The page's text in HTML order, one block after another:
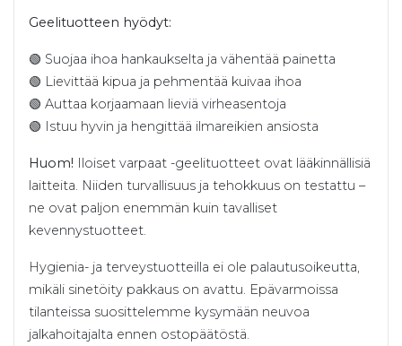
Geelituotteen hyödyt:
🟢 Suojaa ihoa hankaukselta ja vähentää painetta
🟢 Lievittää kipua ja pehmentää kuivaa ihoa
🟢 Auttaa korjaamaan lieviä virheasentoja
🟢 Istuu hyvin ja hengittää ilmareikien ansiosta
Huom! Iloiset varpaat -geelituotteet ovat lääkinnällisiä
laitteita. Niiden turvallisuus ja tehokkuus on testattu –
ne ovat paljon enemmän kuin tavalliset
kevennystuotteet.
Hygienia- ja terveystuotteilla ei ole palautusoikeutta,
mikäli sinetöity pakkaus on avattu. Epävarmoissa
tilanteissa suosittelemme kysymään neuvoa
jalkahoitajalta ennen ostopäätöstä.